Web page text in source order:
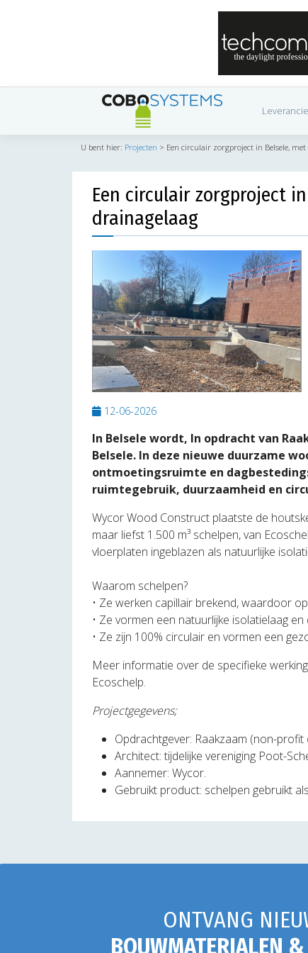
U bent hier: Projecten > Een circulair zorgproject in Belsele,
Een circulair zorgproject
drainagelaag
Previous
12-06-2026
In Belsele wordt, In opdracht van
Belsele. In deze nieuwe duurzame
ontmoetingsruimte en
ruimtegebruik, duurzaamheid en
Wycor Wood Construct plaatste de
maar liefst 1.500 m³ schelpen, van
vloerplaten ingeblazen als natuurlijke
Waarom schelpen?
• Ze werken capillair brekend, waardoor
• Ze vormen een natuurlijke isolatielaag
• Ze zijn 100% circulair en vormen een
Meer informatie over de specifieke
Ecoschelp.
Projectgegevens;
Opdrachtgever: Raakzaam (non-profit
Architect: tijdelijke vereniging Poot-
Aannemer: Wycor.
Gebruikt product: schelpen gebruikt
ONTVANG
BOUWMATERIALEN